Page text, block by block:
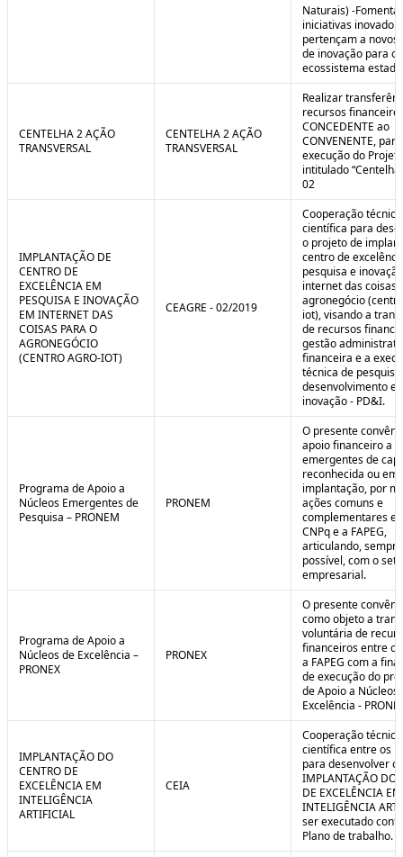
Naturais) -Fomentar
iniciativas
pertençam a novos
de inovação para o
ecossistema
CENTELHA 2 AÇÃO
TRANSVERSAL
CENTELHA 2 AÇÃO
TRANSVERSAL
Realizar
recursos
CONCEDENTE ao
CONVENENTE,
execução do Projeto
intitulado
02
IMPLANTAÇÃO DE
CENTRO DE
EXCELÊNCIA EM
PESQUISA E INOVAÇÃO
EM INTERNET DAS
COISAS PARA O
AGRONEGÓCIO
(CENTRO AGRO-IOT)
CEAGRE - 02/2019
Cooperação
científica para
o projeto de
centro de
pesquisa e
internet das coisas
agronegócio
iot), visando a
de recursos
gestão
financeira e a
técnica de pesquisa,
desenvolvimento e
inovação - PD&I.
Programa de Apoio a
Núcleos Emergentes de
Pesquisa – PRONEM
PRONEM
O presente
apoio financeiro a
emergentes de
reconhecida ou em
implantação, por
ações comuns e
complementares
CNPq e a FAPEG,
articulando,
possível, com o
empresarial.
Programa de Apoio a
Núcleos de Excelência –
PRONEX
PRONEX
O presente
como objeto a
voluntária de
financeiros entre o
a FAPEG com a
de execução do
de Apoio a Núcleos
Excelência -
IMPLANTAÇÃO DO
CENTRO DE
EXCELÊNCIA EM
INTELIGÊNCIA
ARTIFICIAL
CEIA
Cooperação
científica entre os
para desenvolver o
IMPLANTAÇÃO DO
DE EXCELÊNCIA EM
INTELIGÊNCIA
ser executado
Plano de trabalho.